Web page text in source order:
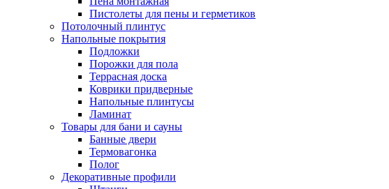
Пистолеты для пены и герметиков
Потолочный плинтус
Напольные покрытия
Подложки
Порожки для пола
Террасная доска
Коврики придверные
Напольные плинтусы
Ламинат
Товары для бани и сауны
Банные двери
Термовагонка
Полог
Декоративные профили